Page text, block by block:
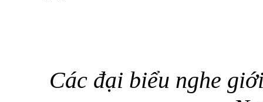
Các đại biểu nghe